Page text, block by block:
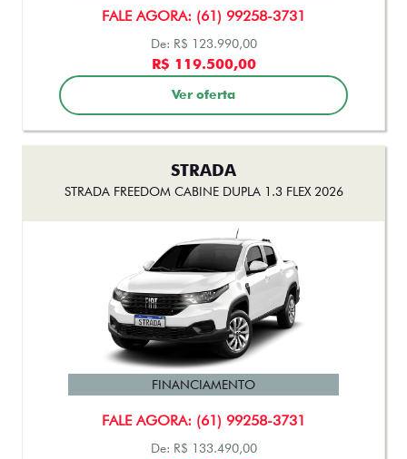
FALE AGORA: (61) 99258-3731
De: R$ 123.990,00
R$ 119.500,00
Ver oferta
STRADA
STRADA FREEDOM CABINE DUPLA 1.3 FLEX 2026
FALE AGORA: (61) 99258-3731
FINANCIAMENTO
De: R$ 133.490,00